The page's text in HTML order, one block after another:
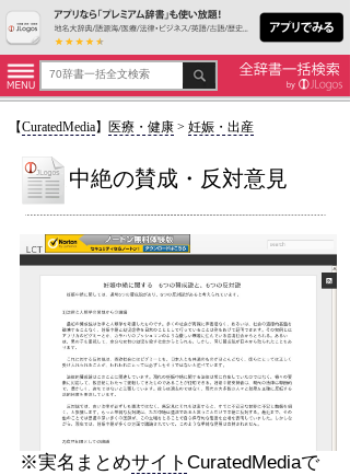
【CuratedMedia】 医療・健康> 妊娠・出産
中絶の賛成・反対意見
※実名まとめサイト CuratedMediaで